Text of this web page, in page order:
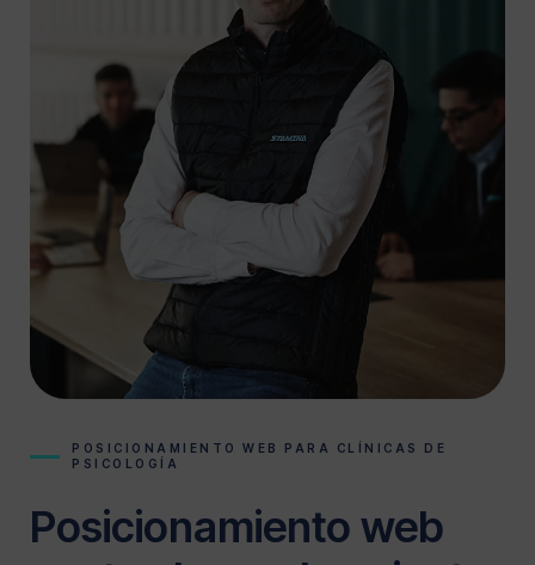
POSICIONAMIENTO WEB PARA CLÍNICAS DE
PSICOLOGÍA
Posicionamiento web